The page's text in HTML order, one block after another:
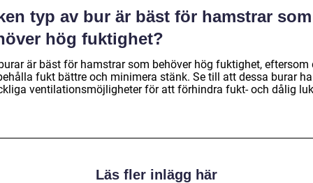
typ av bur är bäst för hamstrar som
hög fuktighet?
är bäst för hamstrar som behöver hög fuktighet, eftersom
fukt bättre och minimera stänk. Se till att dessa burar
ventilationsmöjligheter för att förhindra fukt- och dålig
Läs fler inlägg här